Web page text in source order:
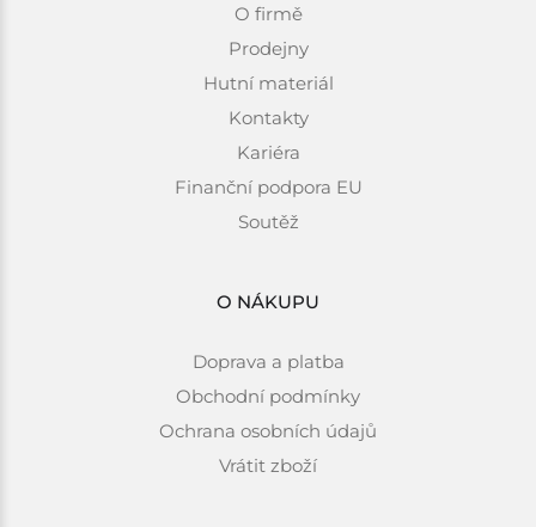
O firmě
Prodejny
Hutní materiál
Kontakty
Kariéra
Finanční podpora EU
Soutěž
O NÁKUPU
Doprava a platba
Obchodní podmínky
Ochrana osobních údajů
Vrátit zboží